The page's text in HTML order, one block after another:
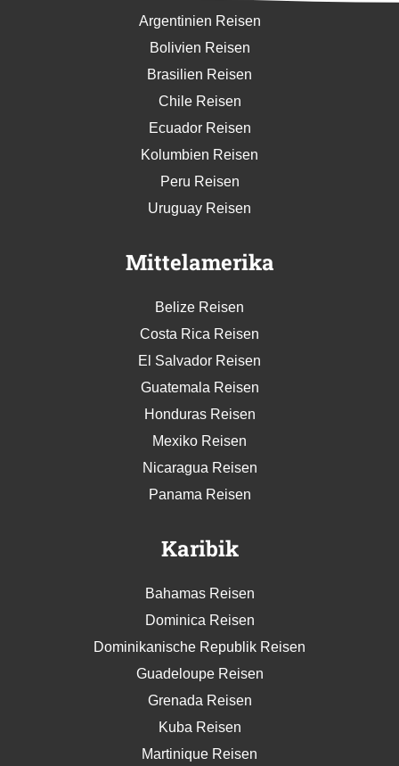
Argentinien Reisen
Bolivien Reisen
Brasilien Reisen
Chile Reisen
Ecuador Reisen
Kolumbien Reisen
Peru Reisen
Uruguay Reisen
Mittelamerika
Belize Reisen
Costa Rica Reisen
El Salvador Reisen
Guatemala Reisen
Honduras Reisen
Mexiko Reisen
Nicaragua Reisen
Panama Reisen
Karibik
Bahamas Reisen
Dominica Reisen
Dominikanische Republik Reisen
Guadeloupe Reisen
Grenada Reisen
Kuba Reisen
Martinique Reisen